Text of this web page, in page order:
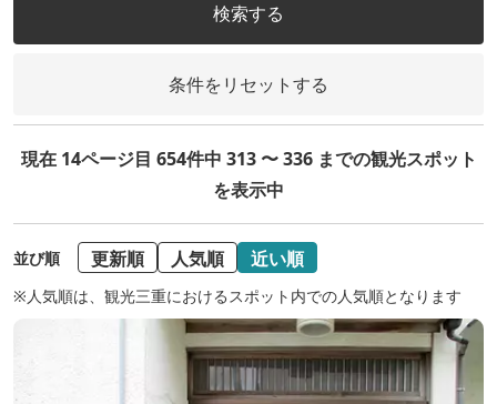
検索する
条件をリセットする
現在 14ページ目 654件中 313 〜 336 までの観光スポット
を表示中
並び順 更新順 人気順 近い順
※人気順は、観光三重におけるスポット内での人気順となります